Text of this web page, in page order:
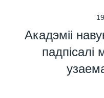
Акадэміі